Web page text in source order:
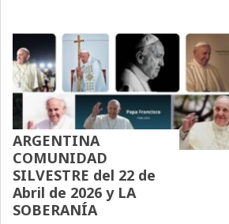
ARGENTINA
COMUNIDAD
SILVESTRE del 22 de
Abril de 2026 y LA
SOBERANÍA